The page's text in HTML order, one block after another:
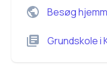
Besøg
Grundskolei